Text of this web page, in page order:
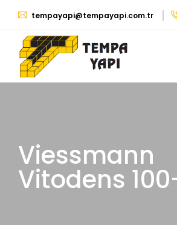
tempayapi@tempayapi.com.tr
0530 879 29 39
Viessmann
Vitodens